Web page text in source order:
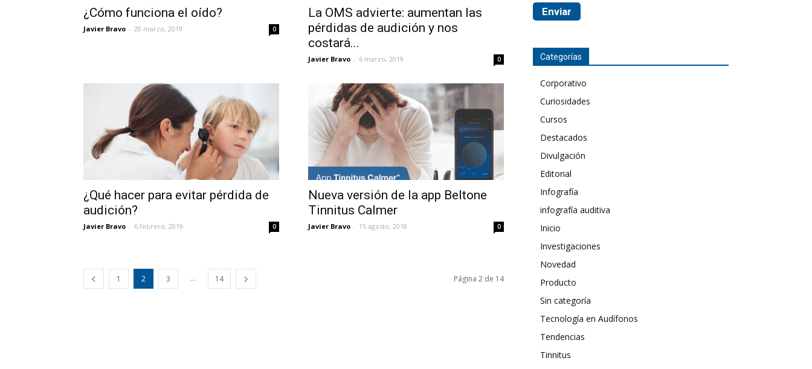
¿Cómo funciona el oído?
Javier Bravo - 20 marzo, 2019 0
La OMS advierte: aumentan las
pérdidas de audición y nos
costará...
Javier Bravo - 6 marzo, 2019 0
¿Qué hacer para evitar pérdida de
audición?
Javier Bravo - 6 febrero, 2019 0
Nueva versión de la app Beltone
Tinnitus Calmer
Javier Bravo - 15 agosto, 2018 0
1 2 3 ... 14 Página 2 de 14
Categorías
Corporativo
Curiosidades
Cursos
Destacados
Divulgación
Editorial
Infografía
infografía auditiva
Inicio
Investigaciones
Novedad
Producto
Sin categoría
Tecnología en Audífonos
Tendencias
Tinnitus